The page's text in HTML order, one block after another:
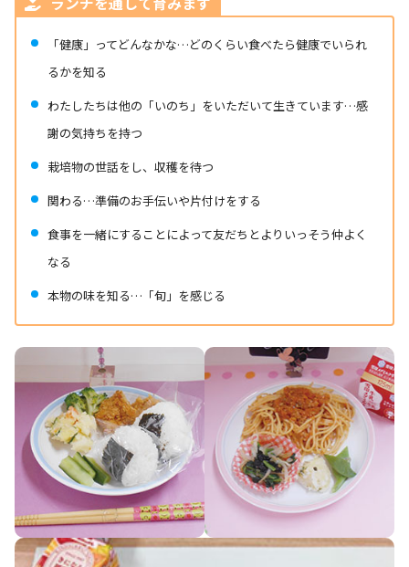
「健康」ってどんなかな…どのくらい食べたら健康でいられ
るかを知る
わたしたちは他の「いのち」をいただいて生きています…感
謝の気持ちを持つ
栽培物の世話をし、収穫を待つ
関わる…準備のお手伝いや片付けをする
食事を一緒にすることによって友だちとよりいっそう仲よく
なる
本物の味を知る…「旬」を感じる